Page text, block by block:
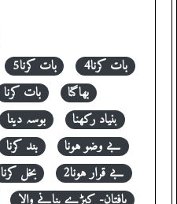
بات کرنا5
بات کرنا4
بات کرنا
بھاگنا
بوسہ دینا
بنیاد رکھنا
بند کرنا
بے وضو ہونا
بخل کرنا
بے قرار ہونا2